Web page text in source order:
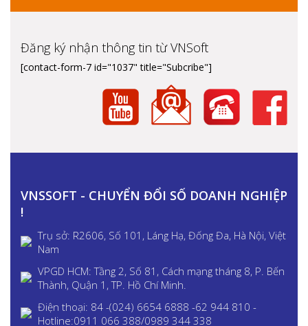
Đăng ký nhận thông tin từ VNSoft
[contact-form-7 id="1037" title="Subcribe"]
VNSSOFT - CHUYỂN ĐỔI SỐ DOANH NGHIỆP
!
Trụ sở: R2606, Số 101, Láng Hạ, Đống Đa, Hà Nội, Việt
Nam
VPGD HCM: Tầng 2, Số 81, Cách mạng tháng 8, P. Bến
Thành, Quận 1, TP. Hồ Chí Minh.
Điện thoại: 84 -(024) 6654 6888 -62 944 810 -
Hotline:0911 066 388/0989 344 338